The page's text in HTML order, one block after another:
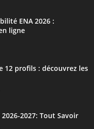
ENA 2026 :
ligne
12 profils : découvrez les
2027: Tout Savoir